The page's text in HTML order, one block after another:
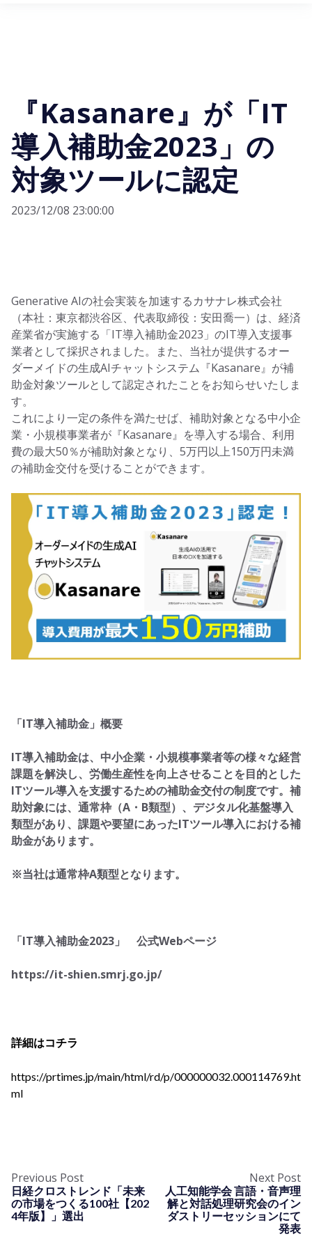
『Kasanare』が「IT
導入補助金2023」の
対象ツールに認定
2023/12/08 23:00:00
Generative AIの社会実装を加速するカサナレ株式会社
（本社：東京都渋谷区、代表取締役：安田喬一）は、経済
産業省が実施する「IT導入補助金2023」のIT導入支援事
業者として採択されました。また、当社が提供するオー
ダーメイドの生成AIチャットシステム『Kasanare』が補
助金対象ツールとして認定されたことをお知らせいたしま
す。
これにより一定の条件を満たせば、補助対象となる中小企
業・小規模事業者が『Kasanare』を導入する場合、利用
費の最大50％が補助対象となり、5万円以上150万円未満
の補助金交付を受けることができます。
「IT導入補助金」概要
IT導入補助金は、中小企業・小規模事業者等の様々な経営
課題を解決し、労働生産性を向上させることを目的とした
ITツール導入を支援するための補助金交付の制度です。補
助対象には、通常枠（A・B類型）、デジタル化基盤導入
類型があり、課題や要望にあったITツール導入における補
助金があります。
※当社は通常枠A類型となります。
「IT導入補助金2023」 公式Webページ
https://it-shien.smrj.go.jp/
詳細はコチラ
https://prtimes.jp/main/html/rd/p/000000032.000114769.ht
ml
Previous Post
日経クロストレンド「未来
の市場をつくる100社【202
4年版】」選出
Next Post
人工知能学会 言語・音声理
解と対話処理研究会のイン
ダストリーセッションにて
発表